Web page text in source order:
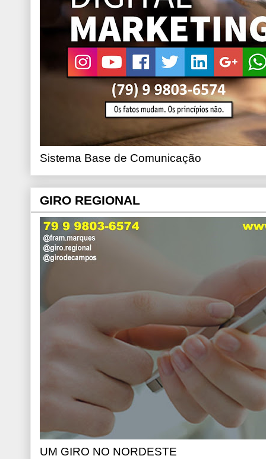
Sistema Base de Comunicação
GIRO REGIONAL
UM GIRO NO NORDESTE